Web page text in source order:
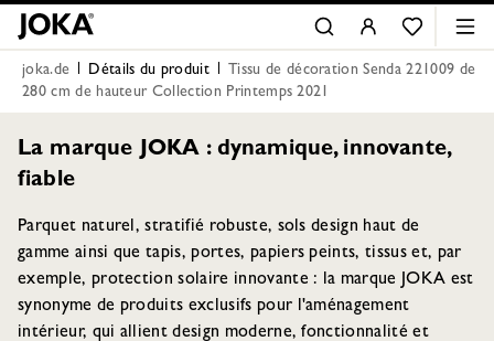
joka.de Détails du produit
Tissu de décoration Senda 221009 de
280 cm de hauteur Collection Printemps 2021
La marque JOKA : dynamique, innovante,
fiable
Parquet naturel, stratifié robuste, sols design haut de
gamme ainsi que tapis, portes, papiers peints, tissus et, par
exemple, protection solaire innovante : la marque JOKA est
synonyme de produits exclusifs pour l'aménagement
intérieur, qui allient design moderne, fonctionnalité et